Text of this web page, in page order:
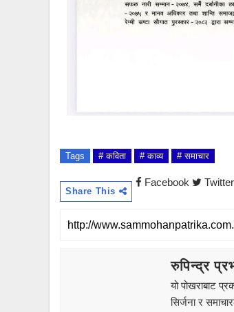
Tags # कविता # काव्य # समाचार
Share This
Facebook Twitter
रुपिन्द्र
यो पोखराबाट
सिर्जना र